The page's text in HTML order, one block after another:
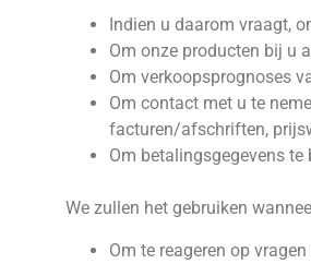
Indien u daarom vraagt,
Om onze producten bij u
Om verkoopsprognoses
Om contact met u te
facturen/afschriften,
Om betalingsgegevens te
We zullen het gebruiken
Om te reageren op